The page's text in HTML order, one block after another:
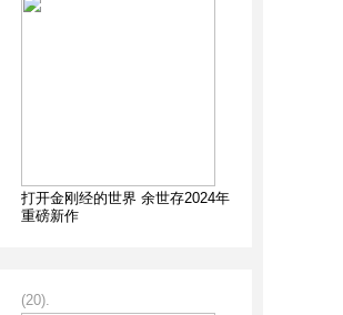
打开金刚经的世界 余世存2024年
重磅新作
(20).